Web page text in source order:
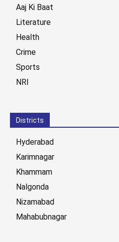
Aaj Ki Baat
Literature
Health
Crime
Sports
NRI
Districts
Hyderabad
Karimnagar
Khammam
Nalgonda
Nizamabad
Mahabubnagar